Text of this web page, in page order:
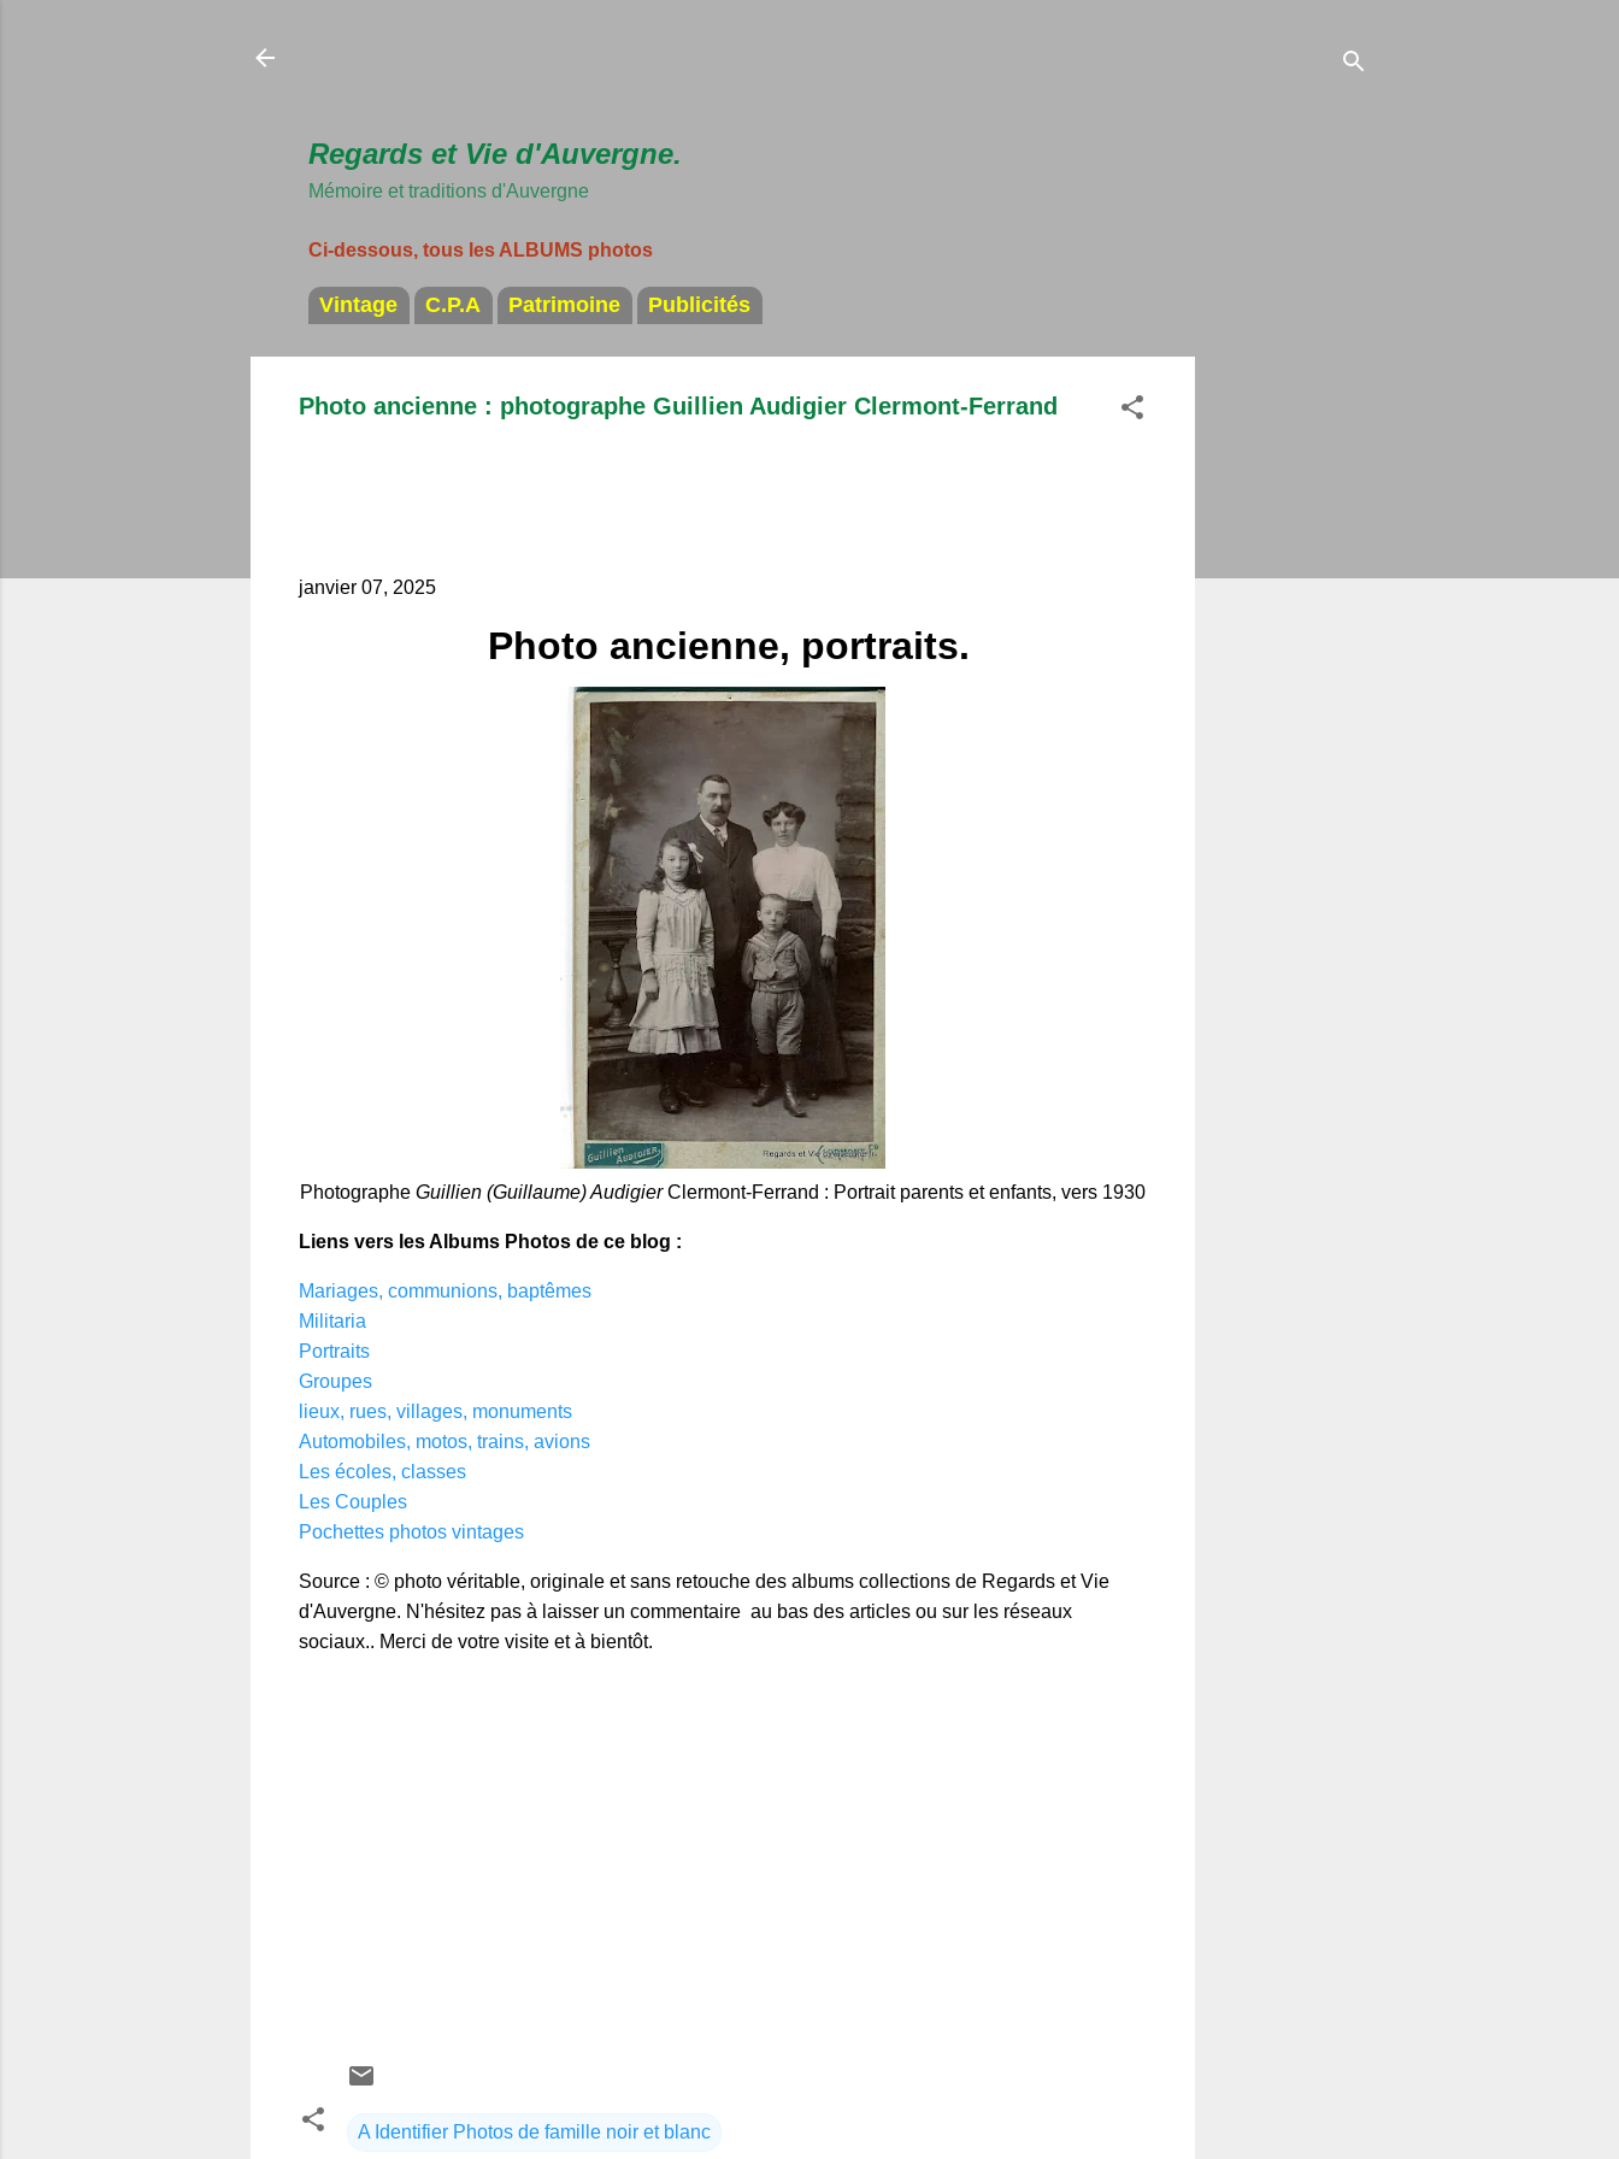
Regards et Vie d'Auvergne.
Mémoire et traditions d'Auvergne
Ci-dessous, tous les ALBUMS photos
Vintage C.P.A Patrimoine Publicités
Photo ancienne : photographe Guillien Audigier Clermont-Ferrand
janvier 07, 2025
Photo ancienne, portraits.
Photographe Guillien (Guillaume) AudigierClermont-Ferrand : Portrait parents et enfants, vers 1930
Liens vers les Albums Photos de ce blog :
Mariages, communions, baptêmes
Militaria
Portraits
Groupes
lieux, rues, villages, monuments
Automobiles, motos, trains, avions
Les écoles, classes
Les Couples
Pochettes photos vintages
Source : © photo véritable, originale et sans retouche des albums collections de Regards et Vie
d'Auvergne. N'hésitez pas à laisser un commentaire au bas des articles ou sur les réseaux
sociaux.. Merci de votre visite et à bientôt.
A Identifier Photos de famille noir et blanc